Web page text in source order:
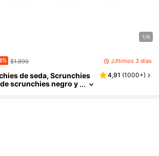
1/6
$1.890 ¡Últimos 3 días
de seda, Scrunchies
scrunchies negro y
4,91 (1000+)